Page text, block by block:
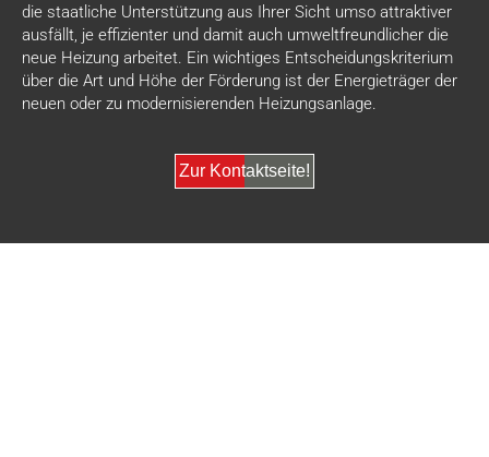
die staatliche Unterstützung aus Ihrer Sicht umso attraktiver
ausfällt, je effizienter und damit auch umweltfreundlicher die
neue Heizung arbeitet. Ein wichtiges Entscheidungskriterium
über die Art und Höhe der Förderung ist der Energieträger der
neuen oder zu modernisierenden Heizungsanlage.
Zur Kontaktseite!